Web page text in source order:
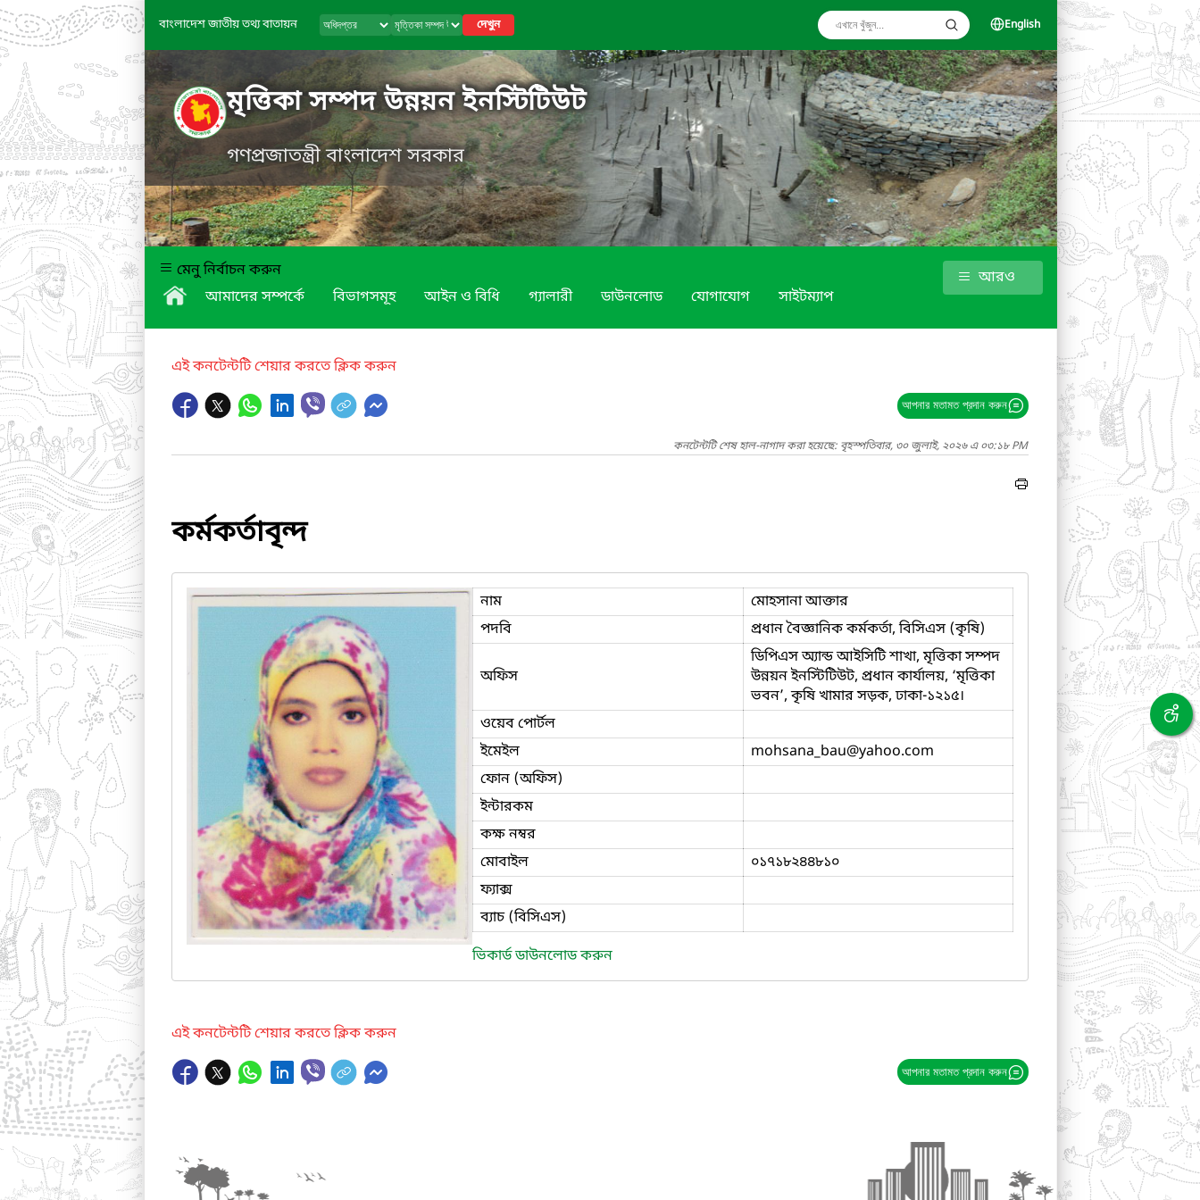
বাংলাদেশ জাতীয় তথ্য বাতায়ন দেখুন English
মৃত্তিকা সম্পদ উন্নয়ন ইনস্টিটিউট
গণপ্রজাতন্ত্রী বাংলাদেশ সরকার
মেনু নির্বাচন করুন
আমাদের সম্পর্কে
বিভাগসমূহ আইন ও বিধি গ্যালারী ডাউনলোড যোগাযোগ সাইটম্যাপ
আরও
এই কনটেন্টটি শেয়ার করতে ক্লিক করুন
আপনার মতামত প্রদান করুন
কনটেন্টটি শেষ হাল-নাগাদ করা হয়েছে: বৃহস্পতিবার, ৩০ জুলাই, ২০২৬ এ ০৩:১৮ PM
কর্মকর্তাবৃন্দ
নাম
মোহসানা আক্তার
পদবি
প্রধান বৈজ্ঞানিক কর্মকর্তা, বিসিএস (কৃষি)
অফিস
ডিপিএস অ্যান্ড আইসিটি শাখা, মৃত্তিকা সম্পদ
উন্নয়ন ইনস্টিটিউট, প্রধান কার্যালয়, ‘মৃত্তিকা
ভবন’, কৃষি খামার সড়ক, ঢাকা-১২১৫।
ওয়েব পোর্টল
ইমেইল
mohsana_bau@yahoo.com
ফোন (অফিস)
ইন্টারকম
কক্ষ নম্বর
মোবাইল
০১৭১৮২৪৪৮১০
ফ্যাক্স
ব্যাচ (বিসিএস)
ভিকার্ড ডাউনলোড করুন
এই কনটেন্টটি শেয়ার করতে ক্লিক করুন
আপনার মতামত প্রদান করুন